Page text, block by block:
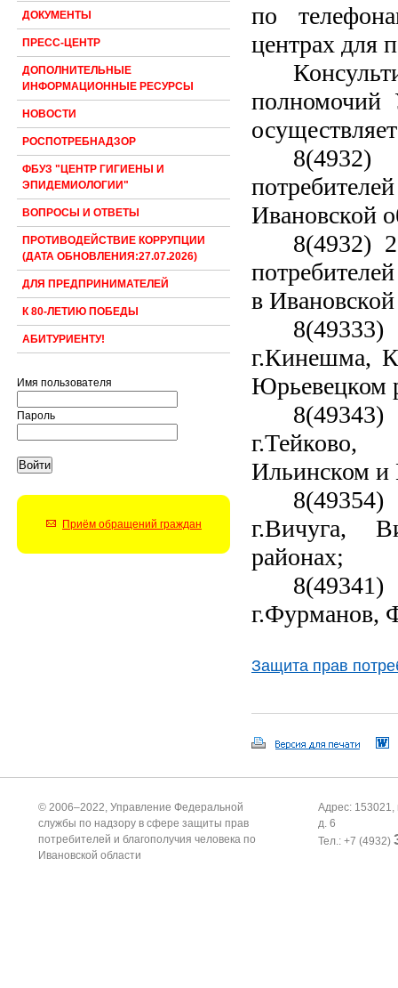
ДОКУМЕНТЫ
ПРЕСС-ЦЕНТР
ДОПОЛНИТЕЛЬНЫЕ
ИНФОРМАЦИОННЫЕ РЕСУРСЫ
НОВОСТИ
РОСПОТРЕБНАДЗОР
ФБУЗ "ЦЕНТР ГИГИЕНЫ И
ЭПИДЕМИОЛОГИИ"
ВОПРОСЫ И ОТВЕТЫ
ПРОТИВОДЕЙСТВИЕ КОРРУПЦИИ
(ДАТА ОБНОВЛЕНИЯ:27.07.2026)
ДЛЯ ПРЕДПРИНИМАТЕЛЕЙ
К 80-ЛЕТИЮ ПОБЕДЫ
АБИТУРИЕНТУ!
Имя пользователя
Пароль
Приём обращений граждан
по
центрах для
полномочий
Ивановской
8(4932)
в
г.Кинешма,
Юрьевецком
г.Тейково,
Ильинском и
г.Вичуга,
районах;
г.Фурманов,
Защита прав
© 2006–2022, Управление Федеральной
службы по надзору в сфере защиты прав
потребителей и благополучия человека по
Ивановской области
Адрес: 153021,
д. 6
Тел.: +7 (4932)